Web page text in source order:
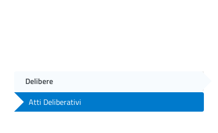
Delibere
Atti Deliberativi